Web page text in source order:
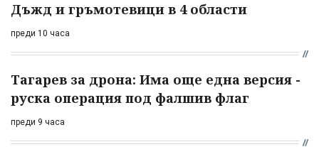
Дъжд и гръмотевици в 4 области
преди 10 часа
Тагарев за дрона: Има още една версия -
руска операция под фалшив флаг
преди 9 часа